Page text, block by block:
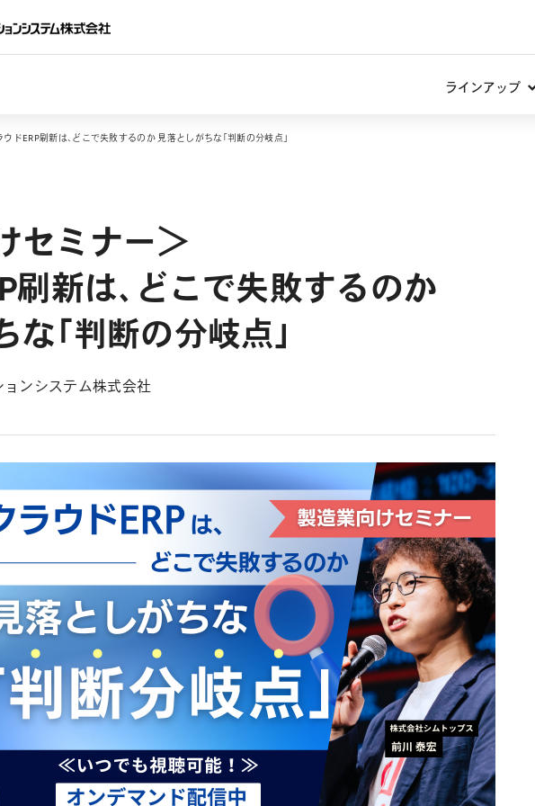
ラインアップ
ドERP刷新は、どこで失敗するのか 見落としがちな「判断の分岐点」
セミナー＞
刷新は、どこで失敗するのか
「判断の分岐点」
ョンシステム株式会社